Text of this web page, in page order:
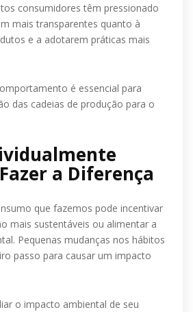
consumidores têm pressionado
mais transparentes quanto à
e a adotarem práticas mais
é essencial para
das cadeias de produção para o
a Diferença
que fazemos pode incentivar
mais sustentáveis ou alimentar a
Pequenas mudanças nos hábitos
passo para causar um impacto
o impacto ambiental de seu